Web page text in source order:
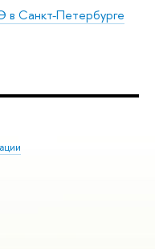
Санкт-Петербурге